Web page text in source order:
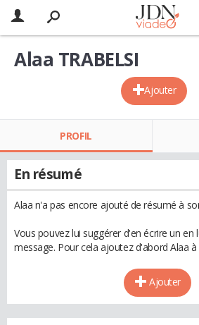
Ajouter
Alaa TRABELSI
PROFIL
En résumé
Alaa n'a pas encore ajouté de résumé à
Vous pouvez lui suggérer d'en écrire un en
message. Pour cela ajoutez d'abord Alaa
Ajouter